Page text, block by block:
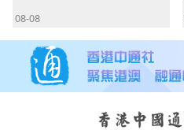
08-08